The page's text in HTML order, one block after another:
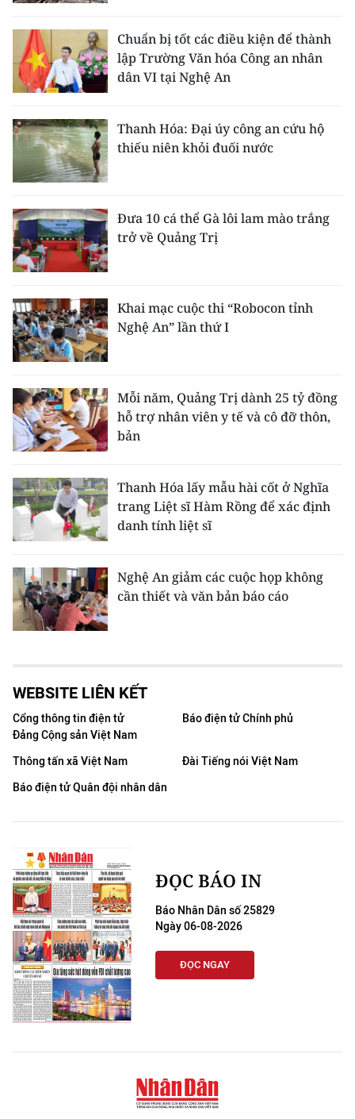
Chuẩn bị tốt các điều kiện để thành
lập Trường Văn hóa Công an nhân
dân VI tại Nghệ An
Thanh Hóa: Đại úy công an cứu hộ
thiếu niên khỏi đuối nước
Đưa 10 cá thể Gà lôi lam mào trắng
trở về Quảng Trị
Khai mạc cuộc thi “Robocon tỉnh
Nghệ An” lần thứ I
Mỗi năm, Quảng Trị dành 25 tỷ đồng
hỗ trợ nhân viên y tế và cô đỡ thôn,
bản
Thanh Hóa lấy mẫu hài cốt ở Nghĩa
trang Liệt sĩ Hàm Rồng để xác định
danh tính liệt sĩ
Nghệ An giảm các cuộc họp không
cần thiết và văn bản báo cáo
WEBSITE LIÊN KẾT
Cổng thông tin điện tử
Đảng Cộng sản Việt Nam
Báo điện tử Chính phủ
Thông tấn xã Việt Nam
Đài Tiếng nói Việt Nam
Báo điện tử Quân đội nhân dân
ĐỌC BÁO IN
Báo Nhân Dân số 25829
Ngày 06-08-2026
ĐỌC NGAY